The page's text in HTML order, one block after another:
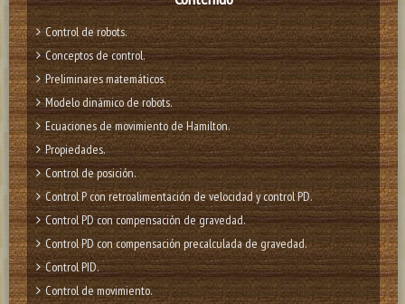
Control de robots.
Conceptos de control.
Preliminares matemáticos.
Modelo dinámico de robots.
Ecuaciones de movimiento de Hamilton.
Propiedades.
Control de posición.
Control P con retroalimentación de velocidad y control PD.
Control PD con compensación de gravedad.
Control PD con compensación precalculada de gravedad.
Control PID.
Control de movimiento.